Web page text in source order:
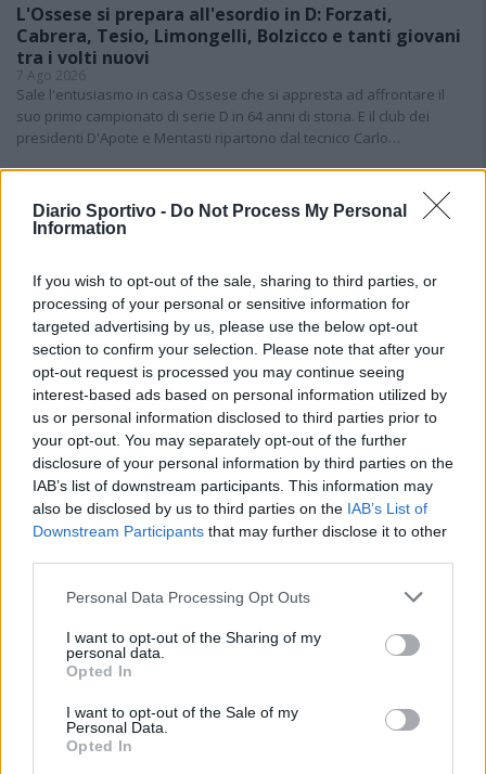
Diario Sportivo - Do Not Process My Personal
Information
If you wish to opt-out of the sale, sharing to third parties, or
processing of your personal or sensitive information for
targeted advertising by us, please use the below opt-out
section to confirm your selection. Please note that after your
opt-out request is processed you may continue seeing
interest-based ads based on personal information utilized by
us or personal information disclosed to third parties prior to
your opt-out. You may separately opt-out of the further
disclosure of your personal information by third parties on the
IAB’s list of downstream participants. This information may
also be disclosed by us to third parties on the IAB’s List of
Downstream Participants that may further disclose it to other
Personal Data Processing Opt Outs
I want to opt-out of the Sharing of my
personal data.
Opted In
I want to opt-out of the Sale of my
Personal Data.
Opted In
L'Ossese si prepara all'esordio in D: Forzati,
Cabrera, Tesio, Limongelli, Bolzicco e tanti giovani
tra i volti nuovi
7 Ago 2026
Sale l'entusiasmo in casa Ossese che si appresta ad affrontare il
suo primo campionato di serie D in 64 anni di storia. E il club dei
presidenti D'Apote e Mentasti ripartono dal tecnico Carlo…
Coppa Italia: Aranova-Ossese il 23, i derby Budoni-
Latte Dolce e COS-Monastir il 30
In attesa dell'inizio del campionato previsto per domenica 6
D: la 26ª edizione partirà il 23 agosto con il turno preliminare,…
laziali, 4 campane e la novità dei molisani del
Venafro